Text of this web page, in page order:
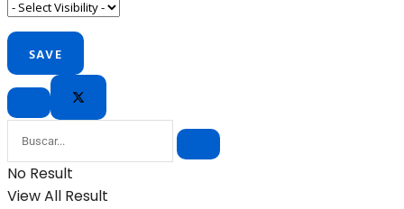
No Result
View All Result